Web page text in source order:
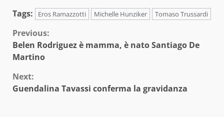
Tags:
Eros Ramazzotti Michelle Hunziker Tomaso Trussardi
Continue
Reading
Previous:
Belen Rodriguez è mamma, è nato Santiago De
Martino
Next:
Guendalina Tavassi conferma la gravidanza